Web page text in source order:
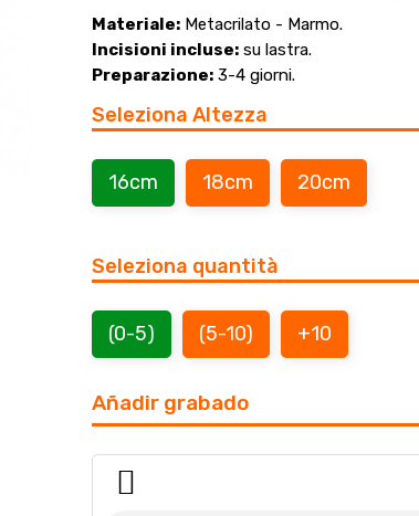
Materiale: Metacrilato - Marmo.
Incisioni incluse: su lastra.
Preparazione: 3-4 giorni.
Seleziona Altezza
16cm 18cm 20cm
Seleziona quantità
(0-5) (5-10) +10
Añadir grabado